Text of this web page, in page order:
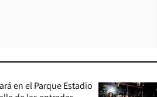
en el Parque Estadio